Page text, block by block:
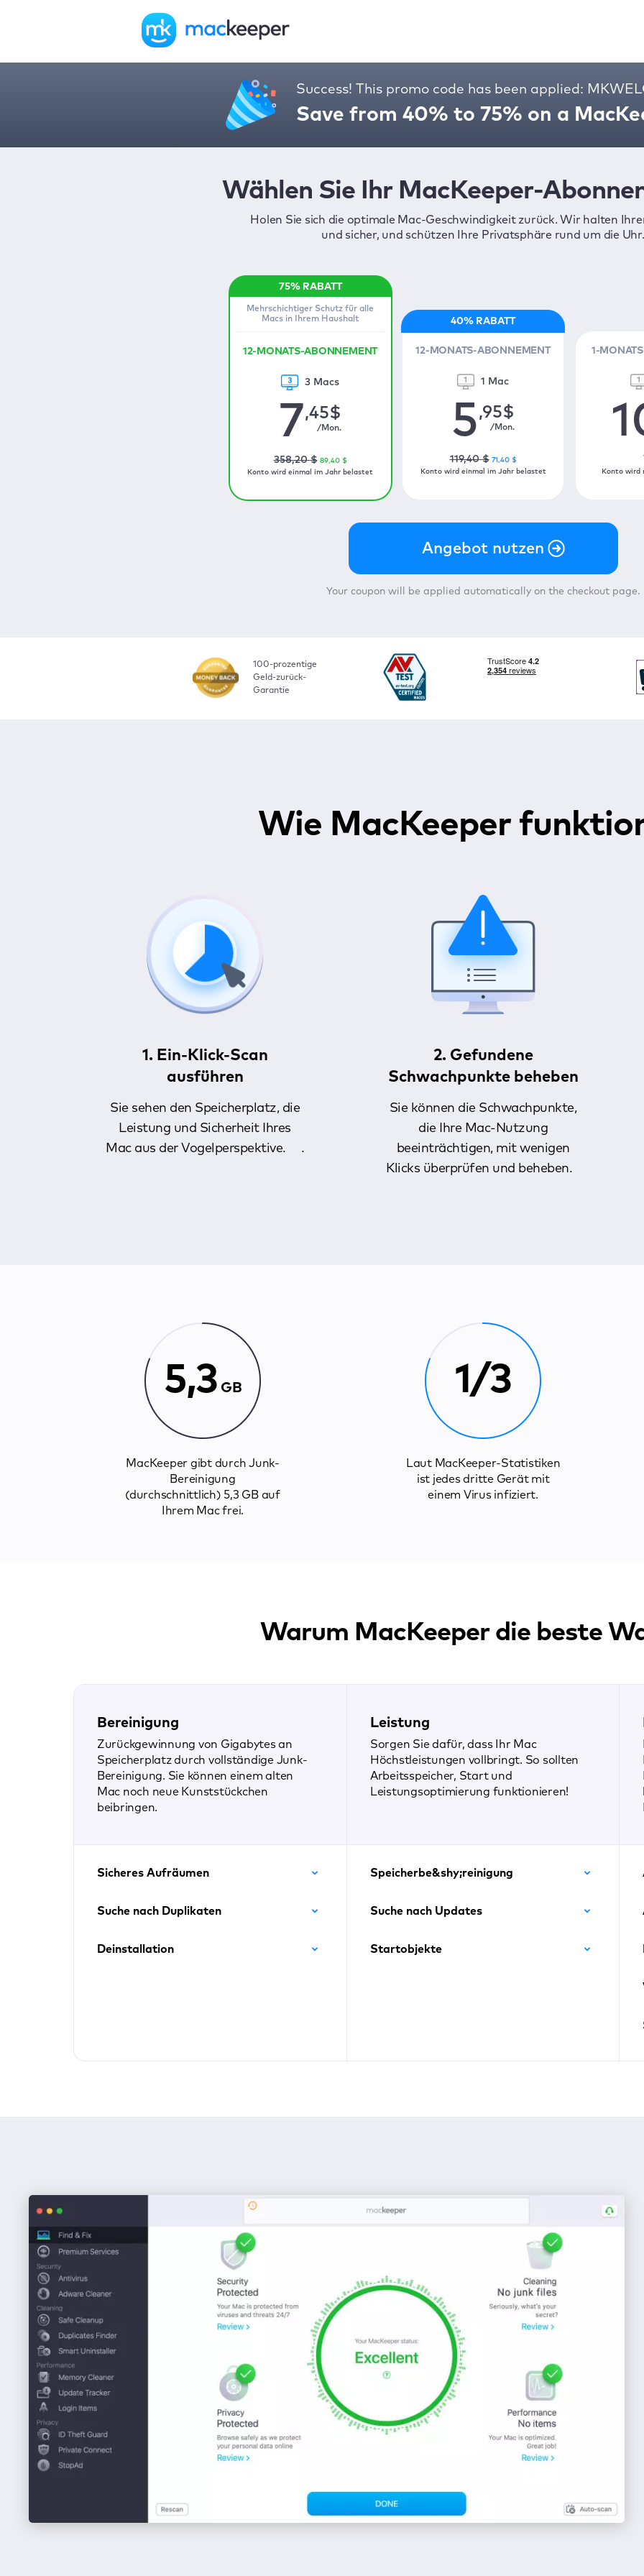
Success! This promo code has been applied:
Save from 40% to 75% on a
Wählen Sie Ihr MacKeeper-
Holen Sie sich die optimale Mac-Geschwindigkeit zurück. Wir halten
und sicher, und schützen Ihre Privatsphäre rund um die Uhr.
Mehrschichtiger Schutz für alle
Macs in Ihrem Haushalt
12-MONATS-ABONNEMENT
3 Macs
7,45$
/Mon.
358,20 $ 89,40 $
Konto wird einmal im Jahr belastet
12-MONATS-ABONNEMENT
1 Mac
5,95$
/Mon.
119,40 $ 71,40 $
Konto wird einmal im Jahr belastet
1-
Konto wird
Your coupon will be applied automatically on the checkout page.
100-prozentige
Geld-zurück-
Garantie
Wie MacKeeper
1. Ein-Klick-Scan
ausführen
Sie sehen den Speicherplatz, die
Leistung und Sicherheit Ihres
Mac aus der Vogelperspektive. .
2. Gefundene
Schwachpunkte beheben
Sie können die Schwachpunkte,
die Ihre Mac-Nutzung
beeinträchtigen, mit wenigen
Klicks überprüfen und beheben.
5,3 GB
MacKeeper gibt durch Junk-
Bereinigung
(durchschnittlich) 5,3 GB auf
Ihrem Mac frei.
1/3
Laut MacKeeper-Statistiken
ist jedes dritte Gerät mit
einem Virus infiziert.
Warum MacKeeper die beste
Bereinigung
Zurückgewinnung von Gigabytes an
Speicherplatz durch vollständige Junk-
Bereinigung. Sie können einem alten
Mac noch neue Kunststückchen
beibringen.
Sicheres Aufräumen
Suche nach Duplikaten
Deinstallation
Leistung
Sorgen Sie dafür, dass Ihr Mac
Höchstleistungen vollbringt. So sollten
Arbeitsspeicher, Start und
Leistungsoptimierung funktionieren!
Speicherbe&shy;reinigung
Suche nach Updates
Startobjekte